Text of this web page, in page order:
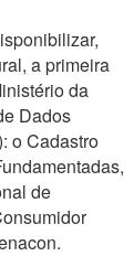
a primeira
da
Dados
o Cadastro
de